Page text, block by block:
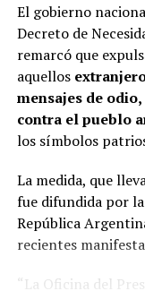
El gobierno
Decreto de
remarcó que
aquellos
mensajes de
contra el pueblo
los símbolos
La medida, que
fue difundida por
República
recientes
“La Oficina del